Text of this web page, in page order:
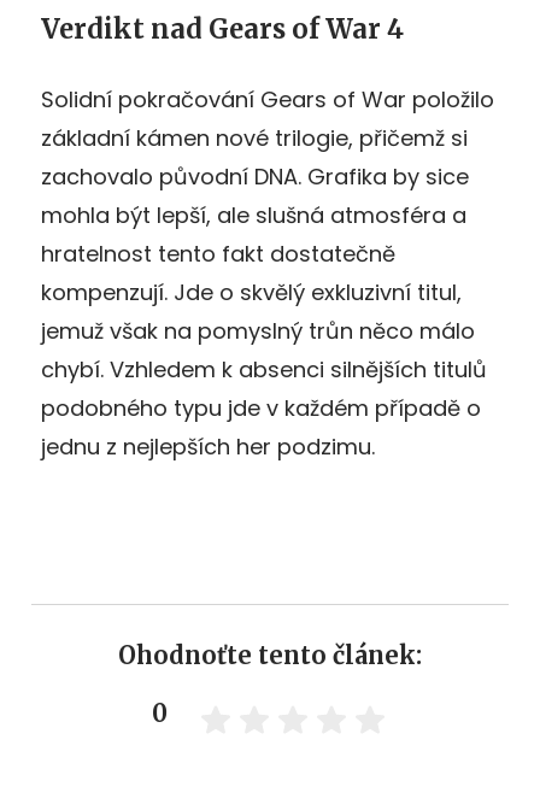
Verdikt nad Gears of War 4
Solidní pokračování Gears of War položilo
základní kámen nové trilogie, přičemž si
zachovalo původní DNA. Grafika by sice
mohla být lepší, ale slušná atmosféra a
hratelnost tento fakt dostatečně
kompenzují. Jde o skvělý exkluzivní titul,
jemuž však na pomyslný trůn něco málo
chybí. Vzhledem k absenci silnějších titulů
podobného typu jde v každém případě o
jednu z nejlepších her podzimu.
Ohodnoťte tento článek:
0